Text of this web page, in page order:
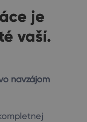
je
vaší.
navzájom